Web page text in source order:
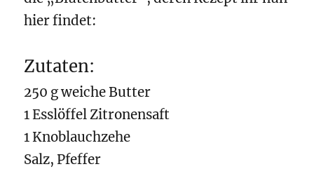
hier findet:
Zutaten:
250 g weiche Butter
1 Esslöffel Zitronensaft
1 Knoblauchzehe
Salz, Pfeffer